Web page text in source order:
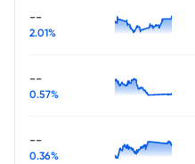
--
2.01%
--
0.57%
--
0.36%